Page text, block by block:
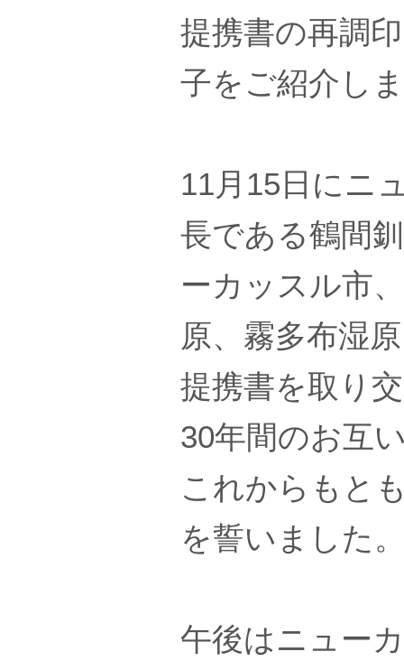
提携書の再調
子をご紹介し
11月15日にニ
長である鶴間
ーカッスル市
原、霧多布湿
提携書を取り
30年間のお互
これからもと
を誓いました
午後はニュー